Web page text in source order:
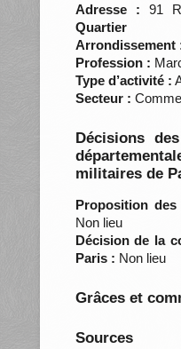
Adresse : 91
Quartier
Arrondissement
Profession :
Type d’activité :
Secteur :
Décisions
militaires de
Proposition
Non lieu
Décision de la
Paris : Non lieu
Grâces et
Sources